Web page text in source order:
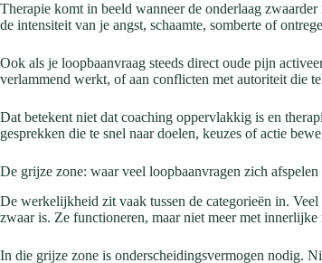
Therapie komt in beeld wanneer de onderlaag
de intensiteit van je angst, schaamte, somberte of
Ook als je loopbaanvraag steeds direct oude pijn
verlammend werkt, of aan conflicten met autoriteit die
Dat betekent niet dat coaching oppervlakkig is en
gesprekken die te snel naar doelen, keuzes of actie
De grijze zone: waar veel loopbaanvragen zich afspelen
De werkelijkheid zit vaak tussen de categorieën in.
zwaar is. Ze functioneren, maar niet meer met
In die grijze zone is onderscheidingsvermogen nodig.